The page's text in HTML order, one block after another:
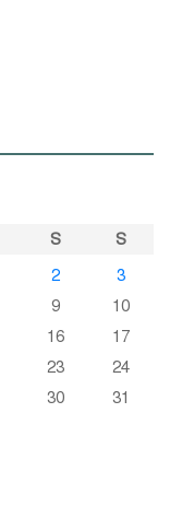
S
S
2
3
9
10
16
17
23
24
30
31